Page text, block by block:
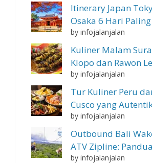
Itinerary Japan
Osaka 6 Hari
by infojalanjalan
Kuliner Malam
Klopo dan Rawon
by infojalanjalan
Tur Kuliner Peru
Cusco yang
by infojalanjalan
Outbound Bali
ATV Zipline:
by infojalanjalan